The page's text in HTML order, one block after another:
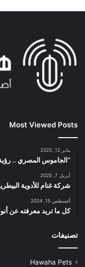
Most Viewed Posts
يناير 12, 2025
“الجاموس المصري ..
أبريل 7, 2025
شركة غنام للأدوية
أغسطس 15, 2024
كل ما تريد معرفته عن
تصنيفات
Hawaha Pets